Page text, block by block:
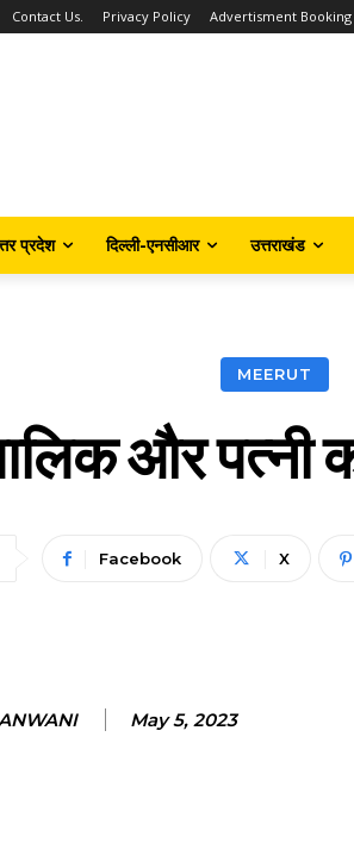
Contact Us. Privacy Policy Advertisment Booking
प्रदेश दिल्ली-एनसीआर उत्तराखंड
MEERUT
और पत्नी
Facebook X
May 5, 2023